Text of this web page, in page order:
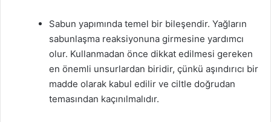
Sabun yapımında temel bir bileşendir. Yağların
sabunlaşma reaksiyonuna girmesine yardımcı
olur. Kullanmadan önce dikkat edilmesi gereken
en önemli unsurlardan biridir, çünkü aşındırıcı bir
madde olarak kabul edilir ve ciltle doğrudan
temasından kaçınılmalıdır.